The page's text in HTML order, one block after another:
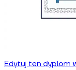
Edytuj ten dyplom